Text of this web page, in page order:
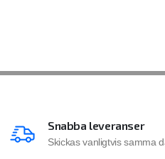
Snabba leveranser
Skickas vanligtvis samma